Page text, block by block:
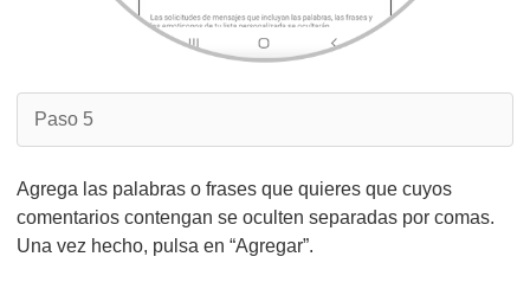
Paso 5
Agrega las palabras o frases que quieres que cuyos
comentarios contengan se oculten separadas por comas.
Una vez hecho, pulsa en “Agregar”.